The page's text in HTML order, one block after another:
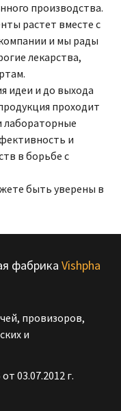
производства.
растет вместе с
и мы рады
лекарства,
идеи и до выхода
проходит
лабораторные
и
в борьбе с
быть уверены в
фабрика Vishpha
провизоров,
и
03.07.2012 г.